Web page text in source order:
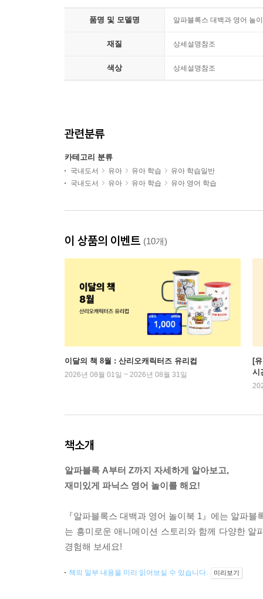
품명 및 모델명 알파블록스 대백과 영어 놀
재질 상세설명참조
색상 상세설명참조
관련분류
카테고리 분류
국내도서 유아 유아 학습
유아 학습일반
국내도서
유아 유아 학습 유아 영어 학습
이 상품의 이벤트 (10개)
이달의 책 8월 : 산리오캐릭터즈 유리컵
2026년 08월 01일 ~ 2026년 08월 31일
[
시
책소개
알파블록 A부터 Z까지 자세하게 알아보고,
재미있게 파닉스 영어 놀이를 해요!
『알파블록스 대백과 영어 놀이북 1』에는 알파
는 흥미로운 애니메이션 스토리와 함께 다양한
경험해 보세요!
책의 일부 내용을 미리 읽어보실 수 있습니다. 미리보기